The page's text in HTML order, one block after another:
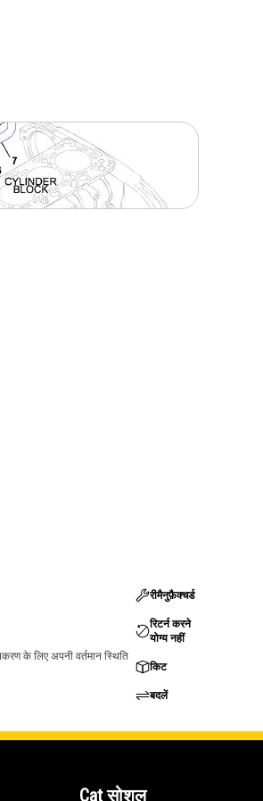
के लिए अपनी वर्तमान स्थिति
रीमैनुफ़ैक्चर्ड
रिटर्न करने
योग्य नहीं
किट
बदलें
Cat सोशल